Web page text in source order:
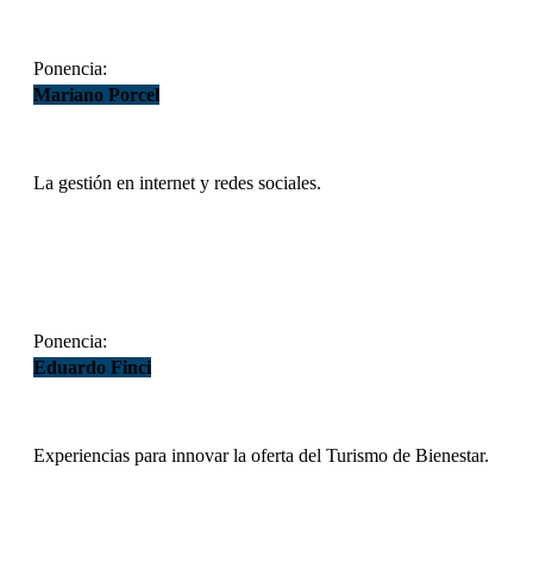
Ponencia:
Mariano Porcel
La gestión en internet y redes sociales.
Ponencia:
Eduardo Finci
Experiencias para innovar la oferta del Turismo de Bienestar.